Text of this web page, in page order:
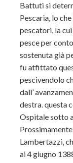
Battuti si
Pescaria, lo
pescatori, la
pesce per
sostenuta già
fu atfittato
pescivendolo
dall’
destra. questa
Ospitale sotto
Lambertazzi,
ai 4 giugno